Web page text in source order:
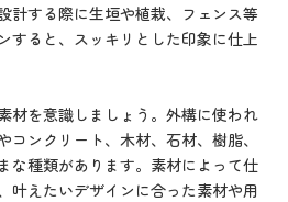
計する際に生垣や植栽、フェンス等
すると、スッキリとした印象に仕上
材を意識しましょう。外構に使われ
コンクリート、木材、石材、樹脂、
な種類があります。素材によって仕
叶えたいデザインに合った素材や用